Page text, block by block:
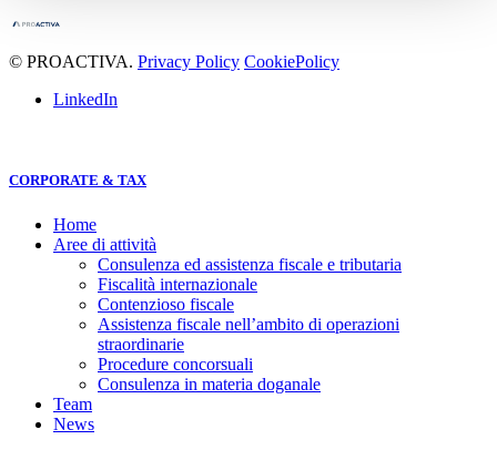
© PROACTIVA. Privacy Policy CookiePolicy
LinkedIn
CORPORATE & TAX
Home
Aree di attività
Consulenza ed assistenza fiscale e tributaria
Fiscalità internazionale
Contenzioso fiscale
Assistenza fiscale nell’ambito di operazioni
straordinarie
Procedure concorsuali
Consulenza in materia doganale
Team
News